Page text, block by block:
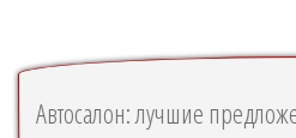
Автосалон: лучшие